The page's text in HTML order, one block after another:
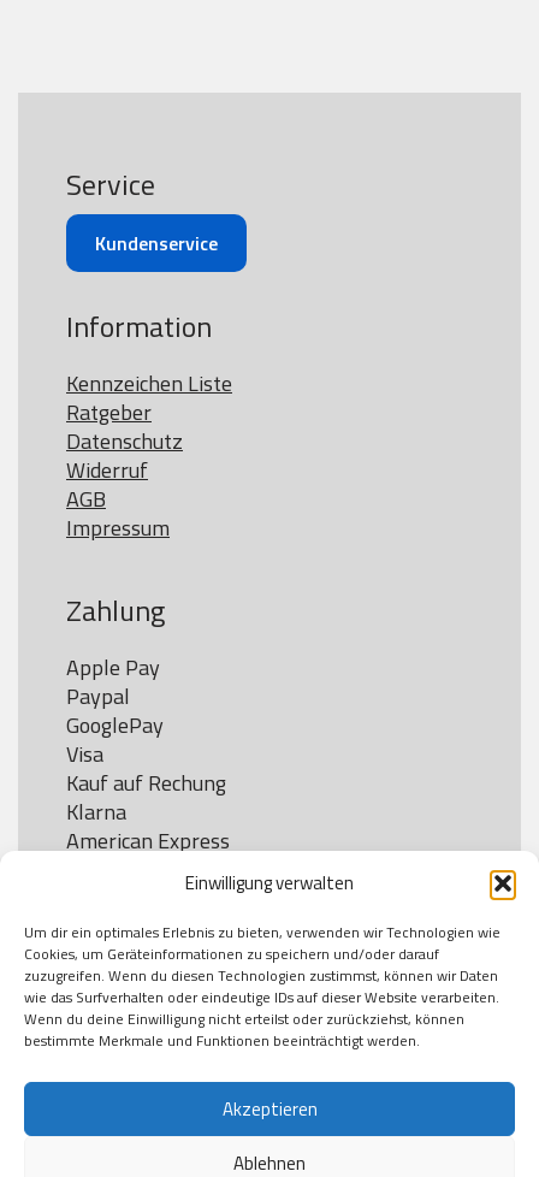
Einwilligung verwalten
Um dir ein optimales Erlebnis zu bieten, verwenden wir Technologien wie
Cookies, um Geräteinformationen zu speichern und/oder darauf
zuzugreifen. Wenn du diesen Technologien zustimmst, können wir Daten
wie das Surfverhalten oder eindeutige IDs auf dieser Website verarbeiten.
Wenn du deine Einwilligung nicht erteilst oder zurückziehst, können
bestimmte Merkmale und Funktionen beeinträchtigt werden.
Akzeptieren
Ablehnen
Service
Kundenservice
Information
Kennzeichen Liste
Ratgeber
Datenschutz
Widerruf
AGB
Impressum
Zahlung
Apple Pay
Paypal
GooglePay
Visa
Kauf auf Rechung
Klarna
American Express
Versand
DHL
Klimaneutral